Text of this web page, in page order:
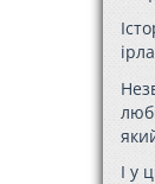
І у